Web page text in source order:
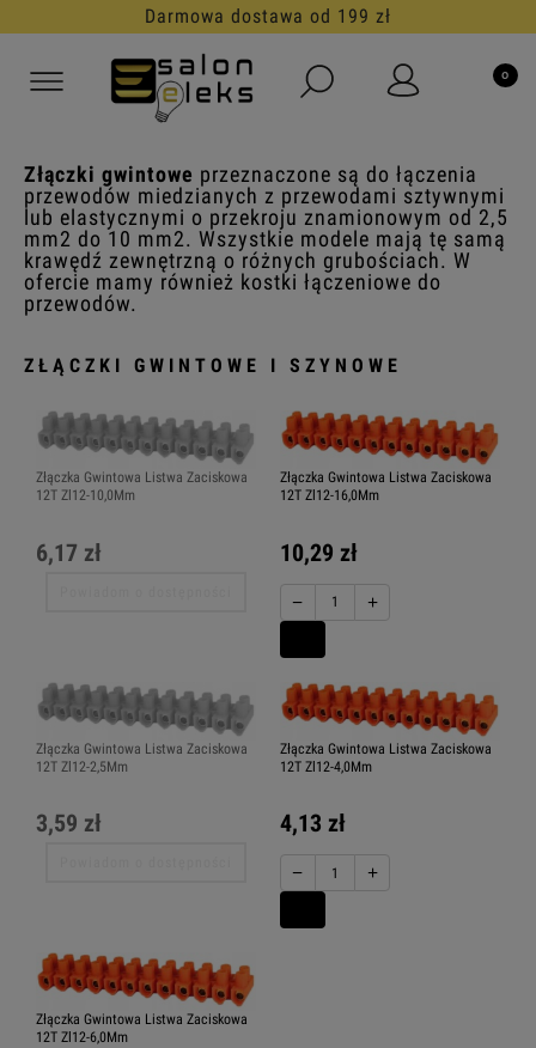
Darmowa dostawa od 199 zł
Złączki gwintowe przeznaczone są do łączenia
przewodów miedzianych z przewodami sztywnymi
lub elastycznymi o przekroju znamionowym od 2,5
mm2 do 10 mm2. Wszystkie modele mają tę samą
krawędź zewnętrzną o różnych grubościach. W
ofercie mamy również kostki łączeniowe do
przewodów.
ZŁĄCZKI GWINTOWE I SZYNOWE
Złączka Gwintowa Listwa Zaciskowa
12T Zl12-10,0Mm
6,17 zł
Złączka Gwintowa Listwa Zaciskowa
12T Zl12-16,0Mm
10,29 zł
− +
Złączka Gwintowa Listwa Zaciskowa
12T Zl12-2,5Mm
3,59 zł
Złączka Gwintowa Listwa Zaciskowa
12T Zl12-4,0Mm
4,13 zł
− +
Złączka Gwintowa Listwa Zaciskowa
12T Zl12-6,0Mm